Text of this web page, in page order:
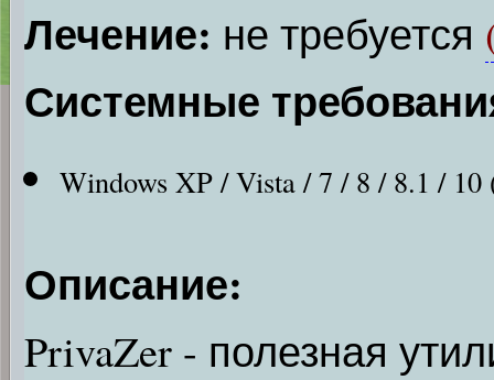
Лечение: не требуется
Системные
Windows XP / Vista / 7 / 8 / 8.1 / 10
Описание:
PrivaZer - полезная